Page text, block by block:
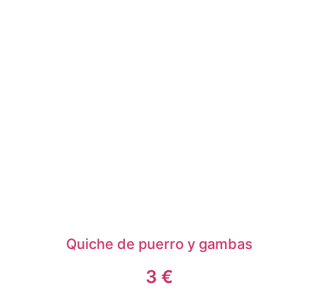
Quiche de puerro y gambas
3 €